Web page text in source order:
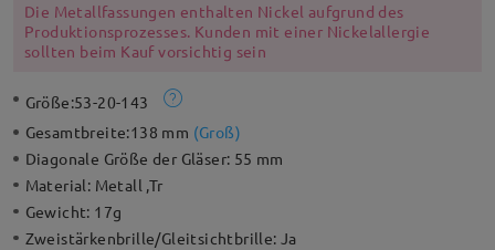
Die Metallfassungen enthalten Nickel aufgrund des
Produktionsprozesses. Kunden mit einer Nickelallergie
sollten beim Kauf vorsichtig sein
Größe:53-20-143
Gesamtbreite:138 mm (Groß)
Diagonale Größe der Gläser: 55 mm
Material: Metall ,Tr
Gewicht: 17g
Zweistärkenbrille/Gleitsichtbrille:Ja